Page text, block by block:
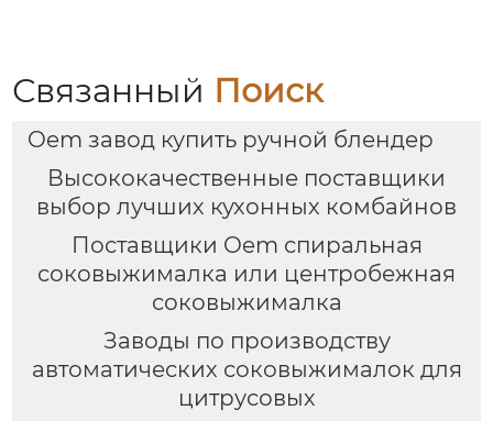
Связанный Поиск
Oem завод купить ручной блендер
Высококачественные поставщики
выбор лучших кухонных комбайнов
Поставщики Oem спиральная
соковыжималка или центробежная
соковыжималка
Заводы по производству
автоматических соковыжималок для
цитрусовых